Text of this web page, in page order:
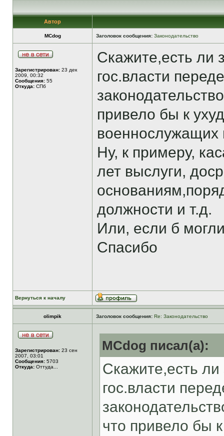
Автор
MCdog Заголовок сообщения: Законодательство
Зарегистрирован: 23 дек
2009, 00:32
Сообщения: 55
Откуда: СПб
Скажите,есть ли
гос.власти
привело бы к
военнослужащих
Ну, к примеру,
лет выслуги,
должности и т.д.
Или, если б
Спасибо
Вернуться к началу
olimpik Заголовок сообщения: Re: Законодательство
Зарегистрирован: 23 сен
2007, 03:01
Сообщения: 5703
Откуда: Оттуда...
MCdog писал(а):
Скажите,есть
гос.власти
что привело бы